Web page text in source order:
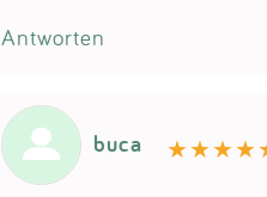
Antworten
buca